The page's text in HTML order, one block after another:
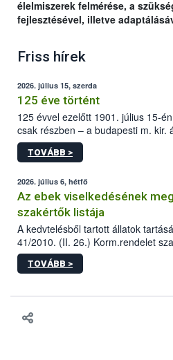
élelmiszerek felmérése, a
fejlesztésével, illetve
Friss hírek
2026. július 15, szerda
125 éve történt
125 évvel ezelőtt 1901. július 15-
csak részben – a budapesti m. kir.
állomás a Kis Rókus utca 15. szám
tervezett új épületébe.
TOVÁBB >
2026. július 6, hétfő
Az ebek viselkedésének
szakértők listája
A kedvtelésből tartott állatok
41/2010. (II. 26.) Korm.rendelet
sérülés, illetve ennek veszélye
hatósági feladatokat, valamint a
vonni az ebek viselkedésének
TOVÁBB >